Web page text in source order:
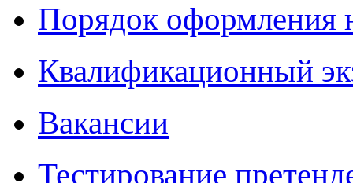
Порядок оформления
Квалификационный
Вакансии
Тестирование